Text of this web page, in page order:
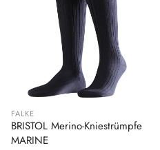
FALKE
BRISTOL Merino-Kniestrümpfe
MARINE